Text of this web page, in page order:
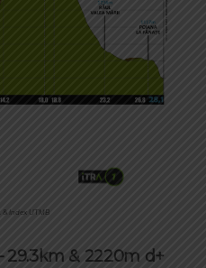
& Index UTMB
29.3km & 2220m d+